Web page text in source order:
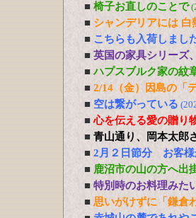
■ 椅子お直しのことで
■ シャンデリアには
■ こちらも入荷しまし
■ 英国の家具シリーズ
■ ハプスブルク家の紋
■ 2/14（金）因島の「
■ 空は繋がっている
■ 心を伝える愛の贈
■ 青山通り、岡本太郎
■ 2月２日節分 お客様
■ 鹿沼市の山の方へ出
■ 特別時のお料理みた
■ 思いがけずに「鎌倉